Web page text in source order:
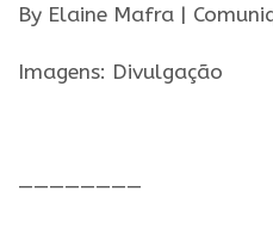
By Elaine Mafra |
Imagens: Divulgação
————————